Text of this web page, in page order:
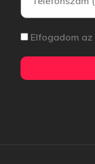
Elfogadom az